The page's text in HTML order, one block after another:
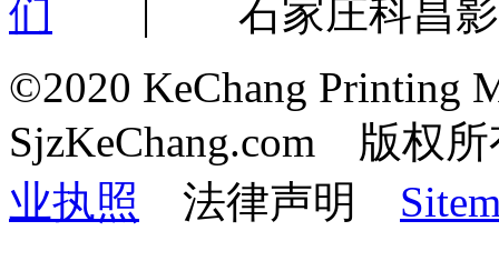
们 | 石家庄科昌
©2020 KeChang Printing
SjzKeChang.com 版权
业执照 法律声明